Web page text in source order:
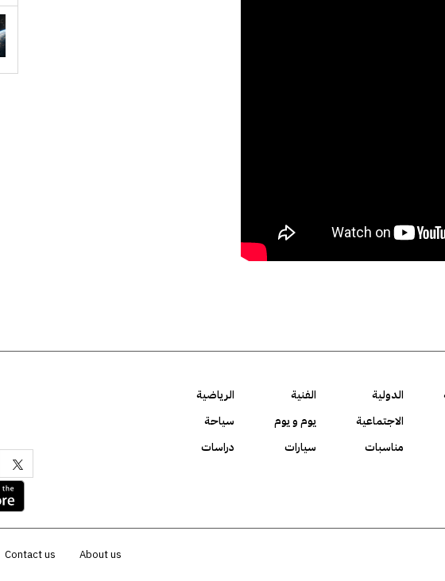
الدولية الفنية
الرياضية
الاجتماعية يوم و يوم
سياحة
مناسبات سيارات
دراسات
About us
Contact us